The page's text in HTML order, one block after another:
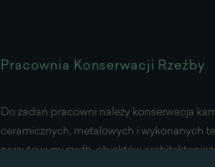
Pracownia Konserwacji Rzeźby
Do zadań pracowni należy konserwacja
ceramicznych, metalowych i wykonanych
narzutowymi rzeźb, obiektów